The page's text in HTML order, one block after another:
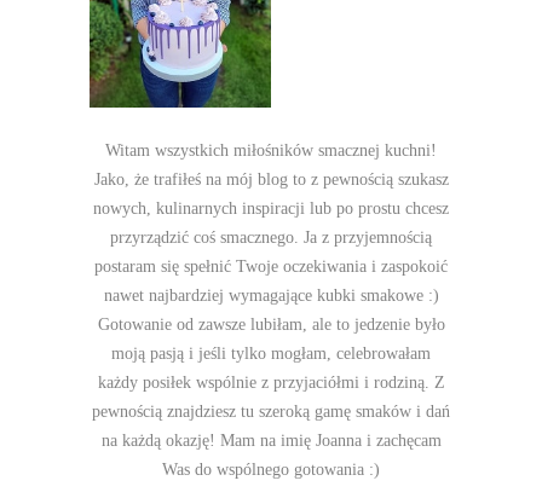
Witam wszystkich miłośników smacznej kuchni!
Jako, że trafiłeś na mój blog to z pewnością szukasz
nowych, kulinarnych inspiracji lub po prostu chcesz
przyrządzić coś smacznego. Ja z przyjemnością
postaram się spełnić Twoje oczekiwania i zaspokoić
nawet najbardziej wymagające kubki smakowe :)
Gotowanie od zawsze lubiłam, ale to jedzenie było
moją pasją i jeśli tylko mogłam, celebrowałam
każdy posiłek wspólnie z przyjaciółmi i rodziną. Z
pewnością znajdziesz tu szeroką gamę smaków i dań
na każdą okazję! Mam na imię Joanna i zachęcam
Was do wspólnego gotowania :)